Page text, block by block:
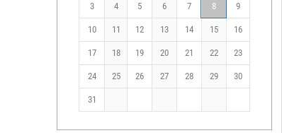
3 4 5 6 7 8 9
10 11 12 13 14 15 16
17 18 19 20 21 22 23
24 25 26 27 28 29 30
31